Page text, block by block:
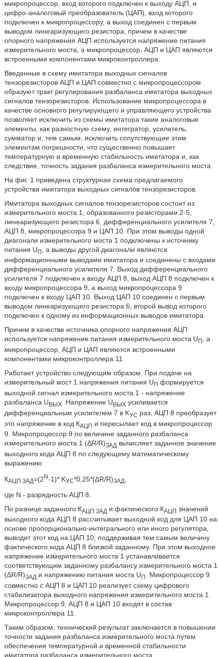
микропроцессор, вход которого подключен к выходу АЦП, и
цифро-аналоговый преобразователь (ЦАП), вход которого
подключен к микропроцессору, а выход соединен с первым
выводом линеаризующего резистора, причем в качестве
опорного напряжения АЦП используется напряжение питания
измерительного моста, а микропроцессор, АЦП и ЦАП являются
встроенными компонентами микроконтроллера.
Введенные в схему имитатора выходных сигналов
тензорезисторов АЦП и ЦАП совместно с микропроцессором
образуют тракт регулирования разбаланса имитатора выходных
сигналов тензорезисторов. Использование микропроцессора в
качестве основного регулирующего и управляющего устройства
позволяет исключить из схемы имитатора такие аналоговые
элементы, как разностную схему, интегратор, усилитель,
сумматор и, тем самым, исключить сопутствующие этим
элементам погрешности, что существенно повышает
температурную и временную стабильность имитатора и, как
следствие, точность задания разбаланса измерительного моста.
На фиг. 1 приведена структурная схема предлагаемого
устройства имитатора выходных сигналов тензорезисторов.
Имитатора выходных сигналов тензорезисторов состоит из
измерительного моста 1, образованного резисторами 2-5,
линеаризующего резистора 6, дифференциального усилителя 7,
АЦП 8, микропроцессора 9 и ЦАП 10. При этом выводы одной
диагонали измерительного моста 1 подключены к источнику
питания UП
, а выводы другой диагонали являются
информационными выводами имитатора и соединены с входами
дифференциального усилителя 7. Выход дифференциального
усилителя 7 подключен к входу АЦП 8, выход АЦП 8 подключен к
входу микропроцессора 9, а выход микропроцессора 9
подключен к входу ЦАП 10. Выход ЦАП 10 соединен с первым
выводом линеаризующего резистора 6, второй вывод которого
подключен к одному из информационных выводов имитатора.
Причем в качестве источника опорного напряжения АЦП
используется напряжение питания измерительного моста U П , а
микропроцессор, АЦП и ЦАП являются встроенными
компонентами микроконтроллера 11.
Работает устройство следующим образом. При подаче на
измерительный мост 1 напряжения питания UП формируется
выходной сигнал измерительного моста 1 - напряжение
разбаланса UВЫХ. Напряжение UВЫХусиливается
дифференциальным усилителем 7 в KУС раз. АЦП 8 преобразует
это напряжение в код КАЦП и пересылает код в микропроцессор
9. Микропроцессор 9 по величине заданного разбаланса
измерительного моста 1 (ΔR/R)ЗАД вычисляет заданное значение
выходного кода АЦП 8 по следующему математическому
выражению:
КАЦП ЗАД=(2 N-1)* KУС*0,25*(ΔR/R)ЗАД
где N - разрядность АЦП 8.
По разнице заданного КАЦП ЗАД и фактического КАЦП значений
выходного кода АЦП 8 рассчитывает выходной код для ЦАП 10 на
основе пропорционально-интегрального или иного регулятора,
выводит этот код на ЦАП 10, поддерживая тем самым величину
фактического кода АЦП 8 близкой заданному. При этом выходное
напряжение измерительного моста 1 устанавливается
соответствующим заданному разбалансу измерительного моста 1
(ΔR/R)ЗАД и напряжению питания моста U П . Микропроцессор 9
совместно с АЦП 8 и ЦАП 10 реализует схему цифрового
стабилизатора выходного напряжения измерительного моста 1.
Микропроцессор 9, АЦП 8 и ЦАП 10 входят в состав
микроконтроллера 11.
Таким образом, технический результат заключается в повышении
точности задания разбаланса измерительного моста путем
обеспечения температурной и временной стабильности
имитатора разбаланса измерительного моста.